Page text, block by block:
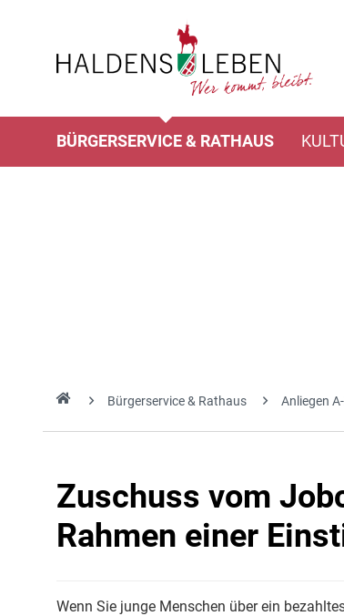
BÜRGERSERVICE & RATHAUS
Bürgerservice & Rathaus Anliegen
Zuschuss vom
Rahmen einer
Wenn Sie junge Menschen über ein